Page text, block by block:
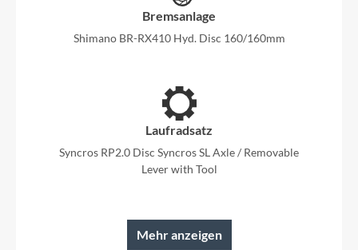
Bremsanlage
Shimano BR-RX410 Hyd. Disc 160/160mm
Laufradsatz
Syncros RP2.0 Disc Syncros SL Axle / Removable
Lever with Tool
Mehr anzeigen